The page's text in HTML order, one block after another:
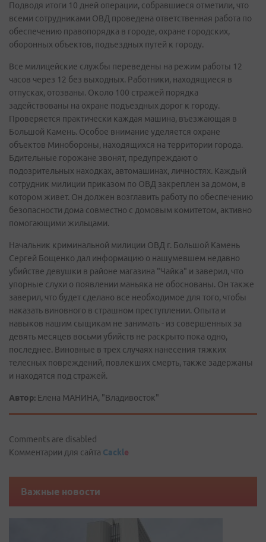
Подводя итоги 10 дней операции, собравшиеся отметили, что
всеми сотрудниками ОВД проведена ответственная работа по
обеспечению правопорядка в городе, охране городских,
оборонных объектов, подъездных путей к городу.
Все милицейские службы переведены на режим работы 12
часов через 12 без выходных. Работники, находящиеся в
отпусках, отозваны. Около 100 стражей порядка
задействованы на охране подъездных дорог к городу.
Проверяется практически каждая машина, въезжающая в
Большой Камень. Особое внимание уделяется охране
объектов Минобороны, находящихся на территории города.
Бдительные горожане звонят, предупреждают о
подозрительных находках, автомашинах, личностях. Каждый
сотрудник милиции приказом по ОВД закреплен за домом, в
котором живет. Он должен возглавить работу по обеспечению
безопасности дома совместно с домовым комитетом, активно
помогающими жильцами.
Начальник криминальной милиции ОВД г. Большой Камень
Сергей Бощенко дал информацию о нашумевшем недавно
убийстве девушки в районе магазина "Чайка" и заверил, что
упорные слухи о появлении маньяка не обоснованы. Он также
заверил, что будет сделано все необходимое для того, чтобы
наказать виновного в страшном преступлении. Опыта и
навыков нашим сыщикам не занимать - из совершенных за
девять месяцев восьми убийств не раскрыто пока одно,
последнее. Виновные в трех случаях нанесения тяжких
телесных повреждений, повлекших смерть, также задержаны
и находятся под стражей.
Автор: Елена МАНИНА, "Владивосток"
Comments are disabled
Комментарии для сайта Cackle
Важные новости